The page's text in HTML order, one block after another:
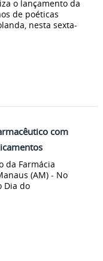
o lançamento da
de poéticas
nesta sexta-
com
da Farmácia
(AM) - No
Dia do